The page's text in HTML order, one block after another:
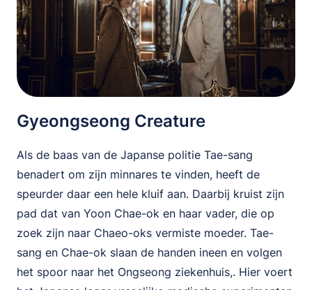
Gyeongseong Creature
Als de baas van de Japanse politie Tae-sang
benadert om zijn minnares te vinden, heeft de
speurder daar een hele kluif aan. Daarbij kruist zijn
pad dat van Yoon Chae-ok en haar vader, die op
zoek zijn naar Chaeo-oks vermiste moeder. Tae-
sang en Chae-ok slaan de handen ineen en volgen
het spoor naar het Ongseong ziekenhuis,. Hier voert